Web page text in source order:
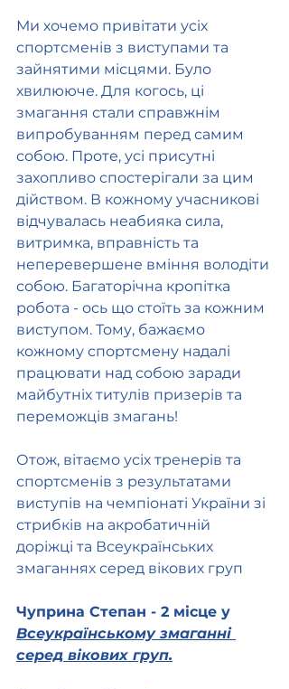
Ми хочемо привітати усіх
спортсменів з виступами та
зайнятими місцями. Було
хвилююче. Для когось, ці
змагання стали справжнім
випробуванням перед самим
собою. Проте, усі присутні
захопливо спостерігали за цим
дійством. В кожному учасникові
відчувалась неабияка сила,
витримка, вправність та
неперевершене вміння володіти
собою. Багаторічна кропітка
робота - ось що стоїть за кожним
виступом. Тому, бажаємо
кожному спортсмену надалі
працювати над собою заради
майбутніх титулів призерів та
переможців змагань!
Отож, вітаємо усіх тренерів та
спортсменів з результатами
виступів на чемпіонаті України зі
стрибків на акробатичній
доріжці та Всеукраїнських
змаганнях серед вікових груп
Чуприна Степан - 2 місце у
Всеукраїнському змаганні
серед вікових груп.